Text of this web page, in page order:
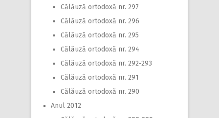
Călăuză ortodoxă nr. 297
Călăuză ortodoxă nr. 296
Călăuză ortodoxă nr. 295
Călăuză ortodoxă nr. 294
Călăuză ortodoxă nr. 292-293
Călăuză ortodoxă nr. 291
Călăuză ortodoxă nr. 290
Anul 2012